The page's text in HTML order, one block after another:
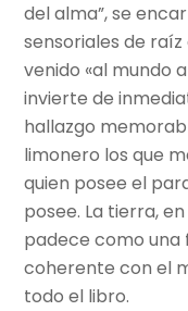
del alma”, se
sensoriales de
venido «al mundo
invierte de
hallazgo
limonero los que
quien posee el
posee. La tierra,
padece como una
coherente con el
todo el libro.